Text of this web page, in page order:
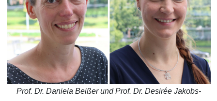
Prof. Dr. Daniela Beißer und Prof. Dr. Desirée Jakobs-